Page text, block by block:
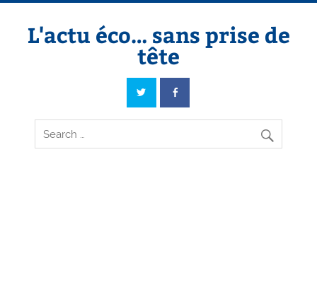
Skip
contentL'actu éco… sans prise de
tête
L'actu éco… sans prise de tête